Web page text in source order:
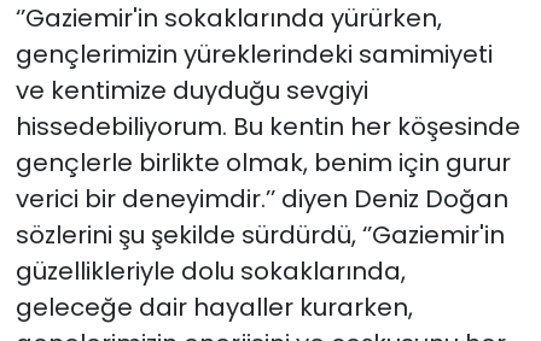
‘’Gaziemir'in sokaklarında yürürken,
gençlerimizin yüreklerindeki samimiyeti
ve kentimize duyduğu sevgiyi
hissedebiliyorum. Bu kentin her köşesinde
gençlerle birlikte olmak, benim için gurur
verici bir deneyimdir.’’ diyen Deniz Doğan
sözlerini şu şekilde sürdürdü, ‘’Gaziemir'in
güzellikleriyle dolu sokaklarında,
geleceğe dair hayaller kurarken,